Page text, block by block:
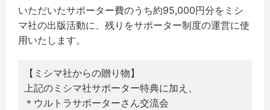
いただいたサポーター費のうち約95,000円分をミシ
マ社の出版活動に、残りをサポーター制度の運営に使
用いたします。
【ミシマ社からの贈り物】
上記のミシマ社サポーター特典に加え、
＊ウルトラサポーターさん交流会